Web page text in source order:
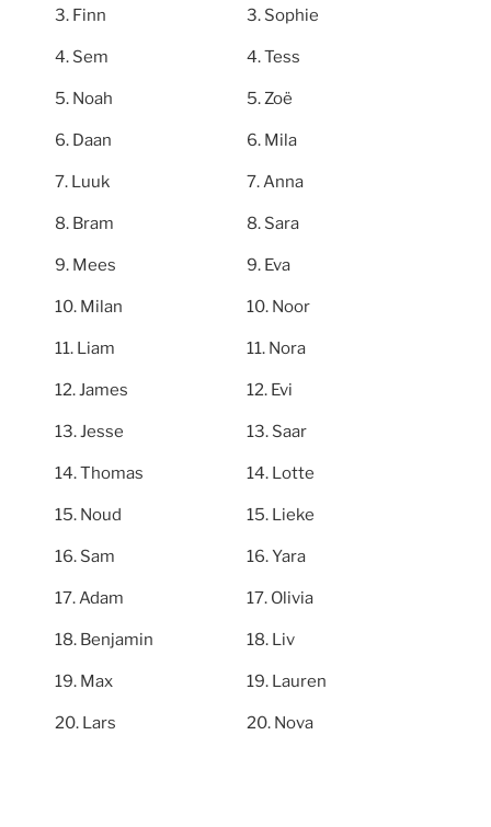
Finn
Sem
Noah
Daan
Luuk
Bram
Mees
Milan
Liam
James
Jesse
Thomas
Noud
Sam
Adam
Benjamin
Max
Lars
Sophie
Tess
Zoë
Mila
Anna
Sara
Eva
Noor
Nora
Evi
Saar
Lotte
Lieke
Yara
Olivia
Liv
Lauren
Nova